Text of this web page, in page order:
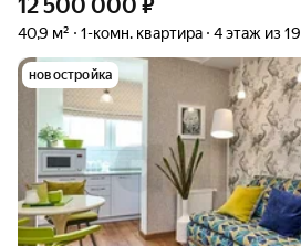
12 500 000 ₽
40,9 м² 1-комн. квартира 4 этаж из 19
новостройка